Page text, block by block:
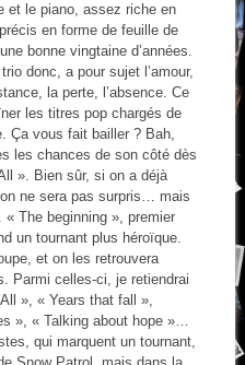
et le piano, assez riche en
en forme de feuille de
bonne vingtaine d’années.
donc, a pour sujet l’amour,
la perte, l’absence. Ce
les titres pop chargés de
Ça vous fait bailler ? Bah,
les chances de son côté dès
». Bien sûr, si on a déjà
ne sera pas surpris… mais
The beginning », premier
un tournant plus héroïque.
et on les retrouvera
Parmi celles-ci, je retiendrai
», « Years that fall »,
», « Talking about hope »…
qui marquent un tournant,